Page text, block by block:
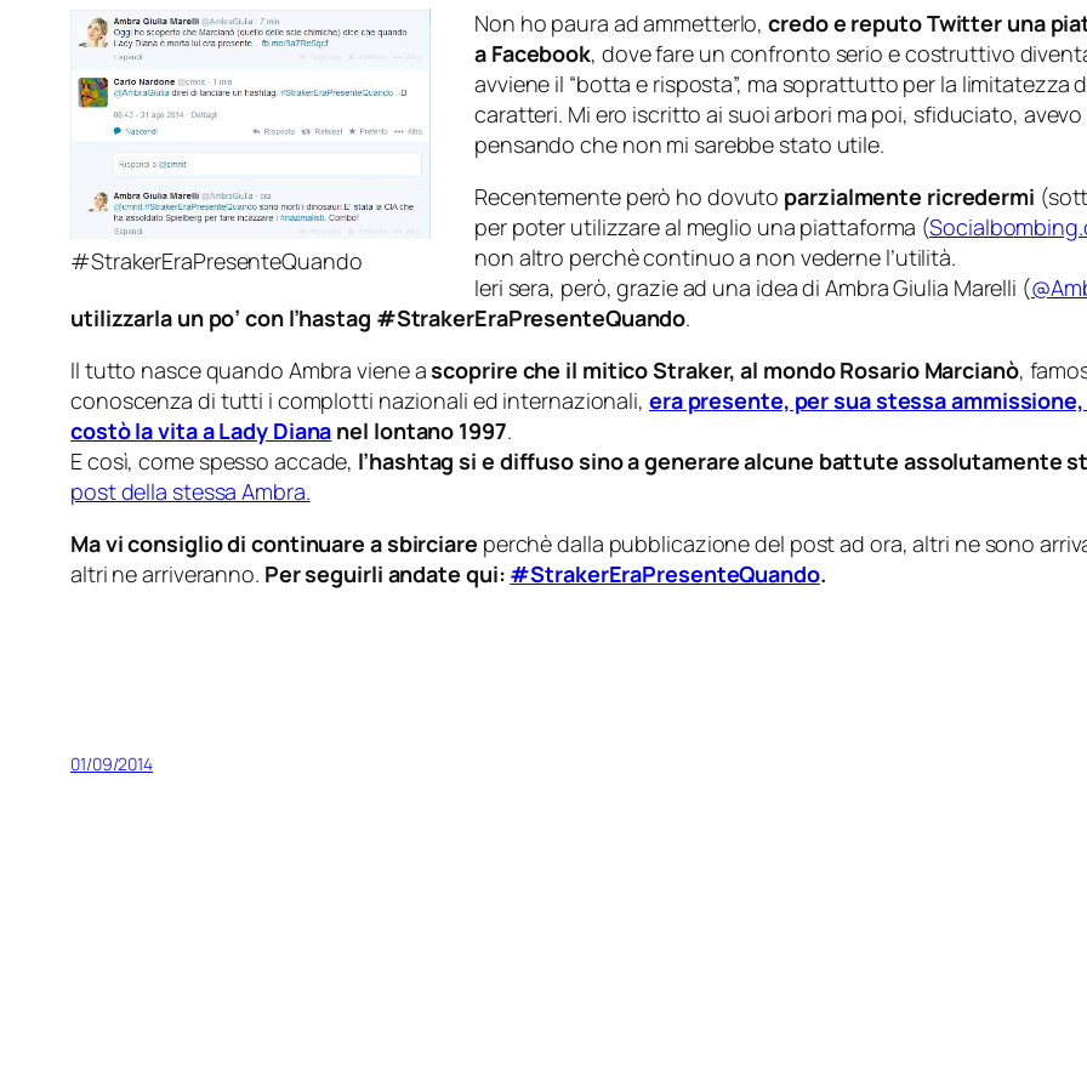
#StrakerEraPresenteQuando
Non ho paura ad ammetterlo, credo e reputo Twitter una
a Facebook, dove fare un confronto serio e costruttivo
avviene il “botta e risposta”, ma soprattutto per la limitatezza
caratteri. Mi ero iscritto ai suoi arbori ma poi, sfiduciato,
pensando che non mi sarebbe stato utile.
Recentemente però ho dovuto parzialmente ricredermi
per poter utilizzare al meglio una piattaforma (
non altro perchè continuo a non vederne l’utilità.
Ieri sera, però, grazie ad una idea di Ambra Giulia Marelli (
utilizzarla un po’ con l’hastag #StrakerEraPresenteQuando.
Il tutto nasce quando Ambra viene ascoprire che il mitico Straker, al mondo Rosario Marcianò,
conoscenza di tutti i complotti nazionali ed internazionali, era presente, per sua stessa
costò la vita a Lady Diana nel lontano 1997.
E così, come spesso accade, l’hashtag si e diffuso sino a generare alcune battute assolutamente
post della stessa Ambra.
Ma vi consiglio di continuare a sbirciare perchè dalla pubblicazione del post ad ora, altri ne sono
altri ne arriveranno. Per seguirli andate qui: #StrakerEraPresenteQuando.
01/09/2014